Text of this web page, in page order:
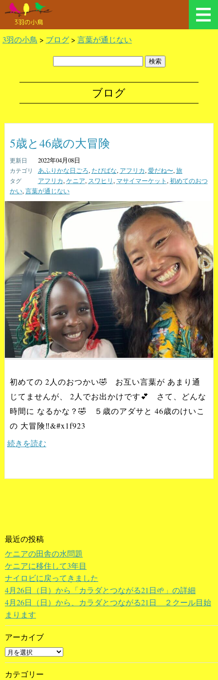
3羽の小鳥
3羽の小鳥 > ブログ > 言葉が通じない
ブログ
5歳と46歳の大冒険
2022年04月08日
あふりかな日ごろ, たびばな, アフリカ,愛だね〜,旅
アフリカ,ケニア, スワヒリ, マサイマーケット,初めてのおつ
かい,言葉が通じない
初めての 2人のおつかい🤣 お互い言葉が あまり通
じてませんが、 2人でお出かけです💕 さて、どんな
時間に なるかな？🤣 ５歳のアダサと 46歳のけいこ
の 大冒険‼️&#x1f923
続きを読む
最近の投稿
ケニアの田舎の水問題
ケニアに移住して3年目
ナイロビに戻ってきました
4月26日（日）から「カラダとつながる21日🌱」の詳細
4月26日（日）から、カラダとつながる21日 ２クール目始
まります
アーカイブ
カテゴリー